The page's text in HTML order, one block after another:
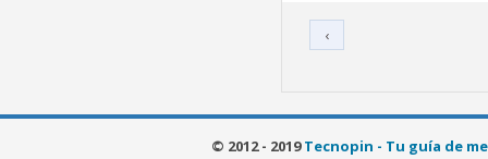
‹
© 2012 - 2019Tecnopin - Tu guía de